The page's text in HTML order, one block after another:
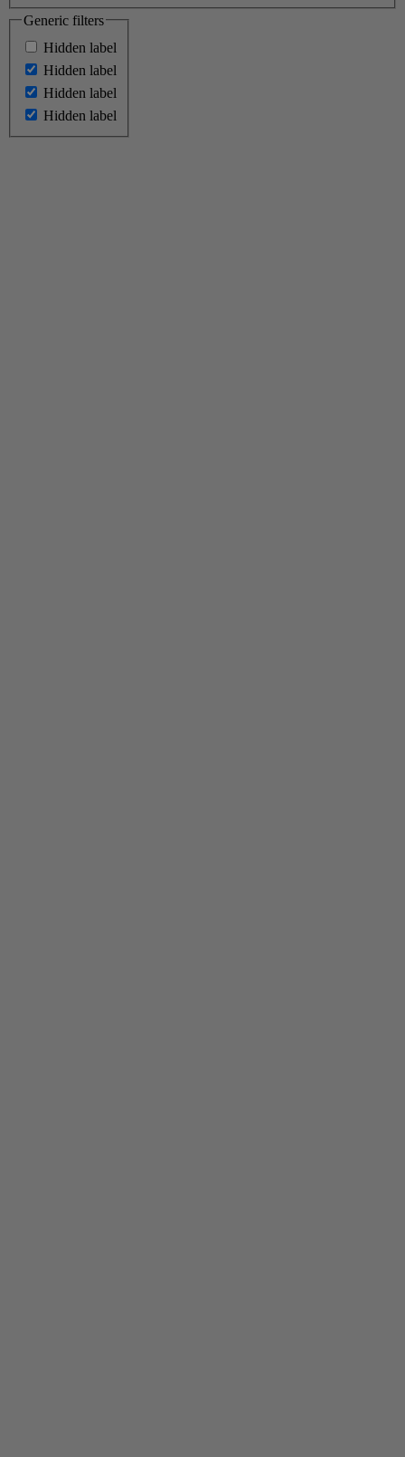
Generic filters
Hidden label
Hidden label
Hidden label
Hidden label